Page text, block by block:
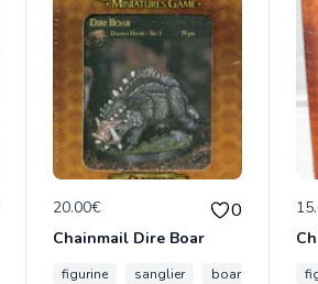
20.00€ 0
Chainmail Dire Boar
figurine sanglier boar